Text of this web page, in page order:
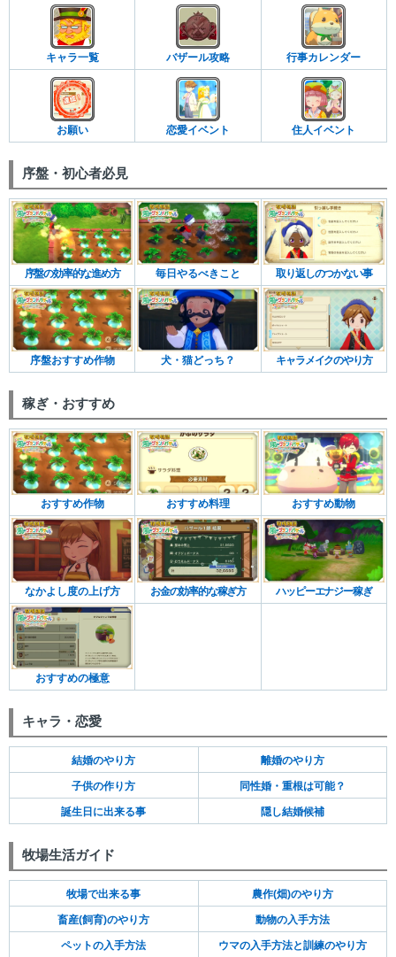
キャラ一覧 バザール攻略 行事カレンダー
お願い 恋愛イベント 住人イベント
序盤・初心者必見
序盤の効率的な進め方 毎日やるべきこと 取り返しのつかない事
序盤おすすめ作物 犬・猫どっち？ キャラメイクのやり方
稼ぎ・おすすめ
おすすめ作物 おすすめ料理 おすすめ動物
なかよし度の上げ方 お金の効率的な稼ぎ方 ハッピーエナジー稼ぎ
おすすめの極意
キャラ・恋愛
結婚のやり方 離婚のやり方
子供の作り方 同性婚・重根は可能？
誕生日に出来る事 隠し結婚候補
牧場生活ガイド
牧場で出来る事 農作(畑)のやり方
畜産(飼育)のやり方 動物の入手方法
ペットの入手方法 ウマの入手方法と訓練のやり方